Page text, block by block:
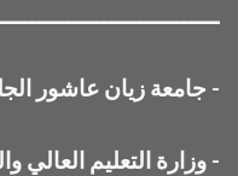
- جامعة زيان عاشور
- وزارة التعليم العالي